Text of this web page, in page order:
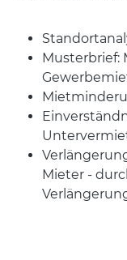
Mieter -